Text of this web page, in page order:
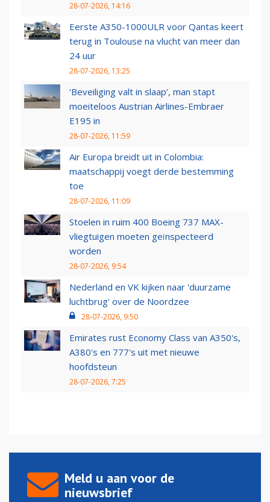
28-07-2026, 14:16
Eerste A350-1000ULR voor Qantas keert
terug in Toulouse na vlucht van meer dan
24 uur
28-07-2026, 13:25
‘Beveiliging valt in slaap’, man stapt
moeiteloos Austrian Airlines-Embraer
E195 in
28-07-2026, 11:59
Air Europa breidt uit in Colombia:
maatschappij voegt derde bestemming
toe
28-07-2026, 11:09
Stoelen in ruim 400 Boeing 737 MAX-
vliegtuigen moeten geïnspecteerd
worden
28-07-2026, 9:54
Nederland en VK kijken naar 'duurzame
luchtbrug' over de Noordzee
28-07-2026, 9:50
Emirates rust Economy Class van A350's,
A380's en 777's uit met nieuwe
hoofdsteun
28-07-2026, 7:25
Meld u aan voor de
nieuwsbrief